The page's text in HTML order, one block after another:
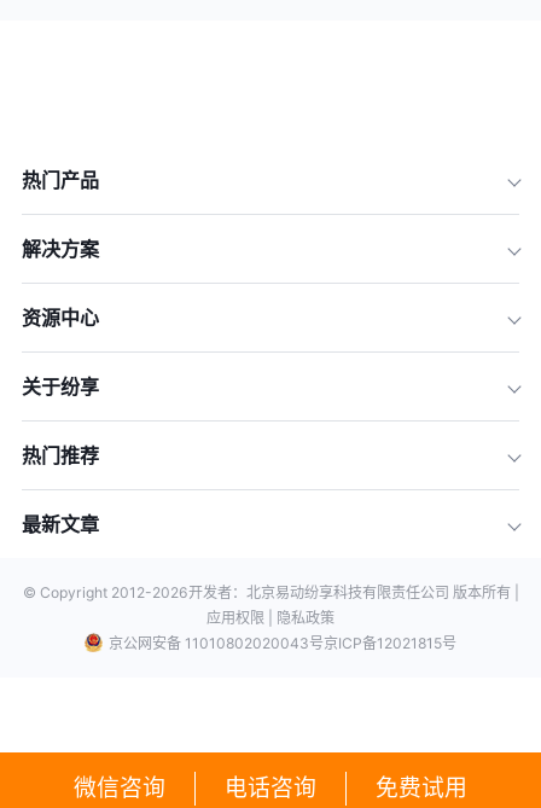
微信咨询 电话咨询 免费试用
热门产品
解决方案
资源中心
关于纷享
热门推荐
最新文章
© Copyright 2012-2026开发者：北京易动纷享科技有限责任公司 版本所有 |
应用权限 |
隐私政策
京公网安备 11010802020043号京ICP备12021815号